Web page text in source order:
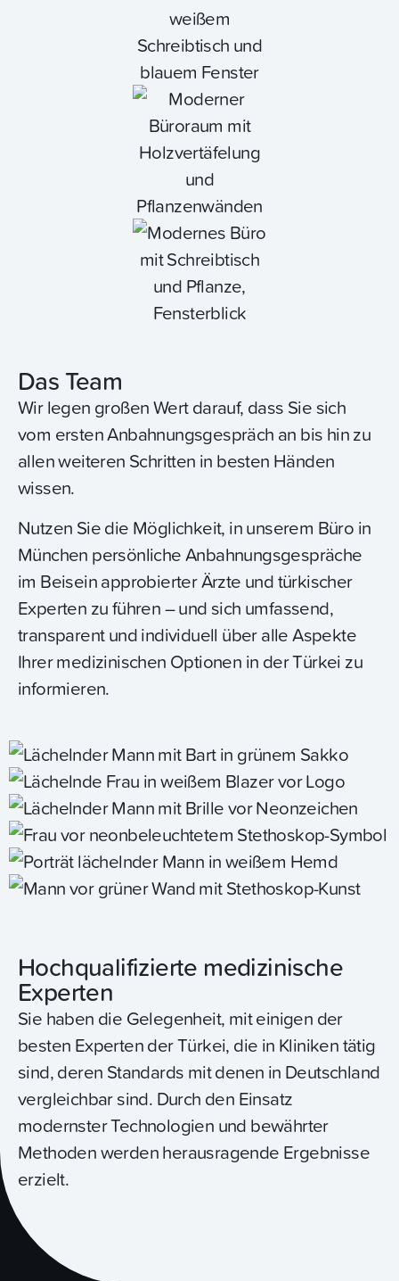
Das Team
Wir legen großen Wert darauf, dass Sie sich
vom ersten Anbahnungsgespräch an bis hin zu
allen weiteren Schritten in besten Händen
wissen.
Nutzen Sie die Möglichkeit, in unserem Büro in
München persönliche Anbahnungsgespräche
im Beisein approbierter Ärzte und türkischer
Experten zu führen – und sich umfassend,
transparent und individuell über alle Aspekte
Ihrer medizinischen Optionen in der Türkei zu
informieren.
Hochqualifizierte medizinische
Experten
Sie haben die Gelegenheit, mit einigen der
besten Experten der Türkei, die in Kliniken tätig
sind, deren Standards mit denen in Deutschland
vergleichbar sind. Durch den Einsatz
modernster Technologien und bewährter
Methoden werden herausragende Ergebnisse
erzielt.